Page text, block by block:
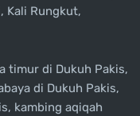
Kali Rungkut,
timur di Dukuh Pakis,
di Dukuh Pakis,
kambing aqiqah